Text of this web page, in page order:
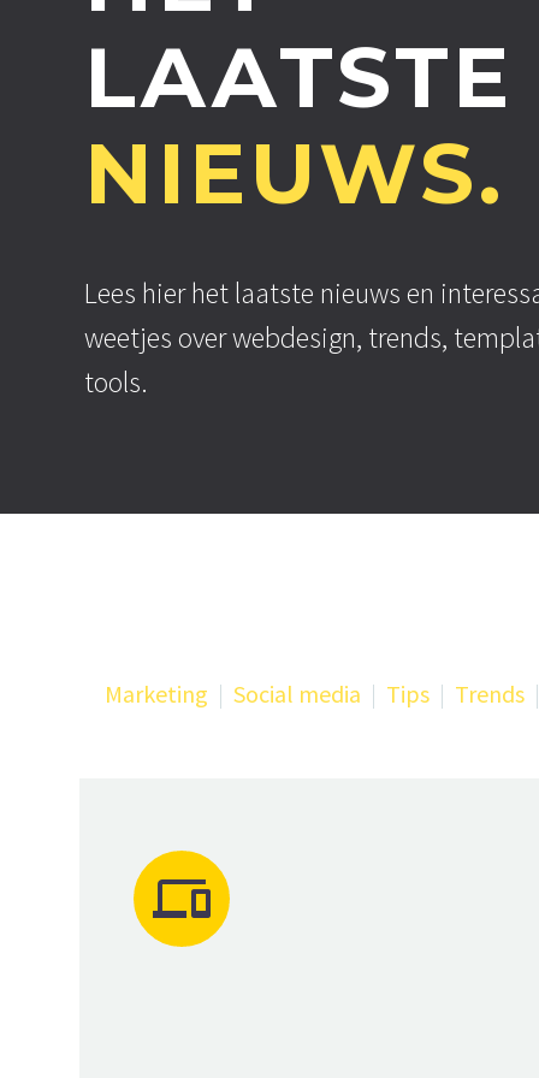
LAATSTE
NIEUWS.
Lees hier het laatste nieuws en
weetjes over webdesign, trends,
tools.
Marketing Social media Tips Trends

